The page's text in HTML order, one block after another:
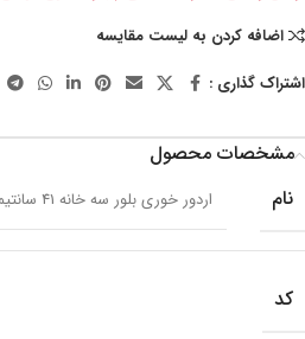
اضافه کردن به لیست مقایسه
اشتراک گذاری :
مشخصات محصول
نام
اردور خوری بلور سه خانه 41 سانتیمتر قرمز اسکوار والترگلس 1204880
کد